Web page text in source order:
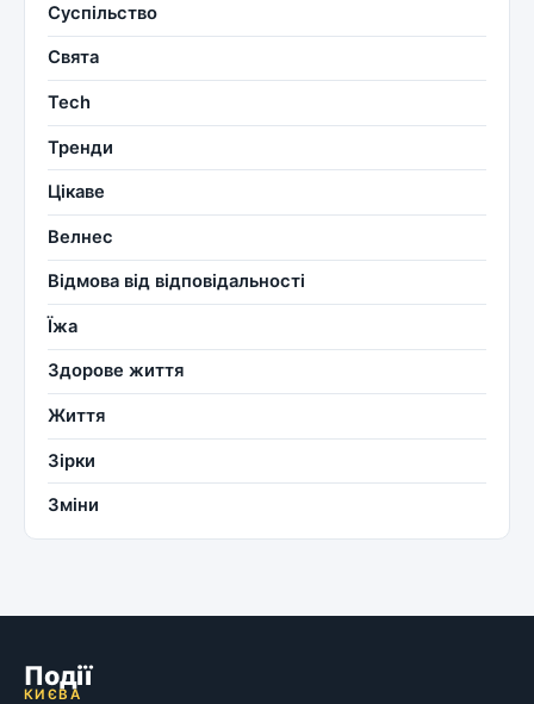
Суспільство
Свята
Tech
Тренди
Цікаве
Велнес
Відмова від відповідальності
Їжа
Здорове життя
Життя
Зірки
Зміни
Події
КИЄВА